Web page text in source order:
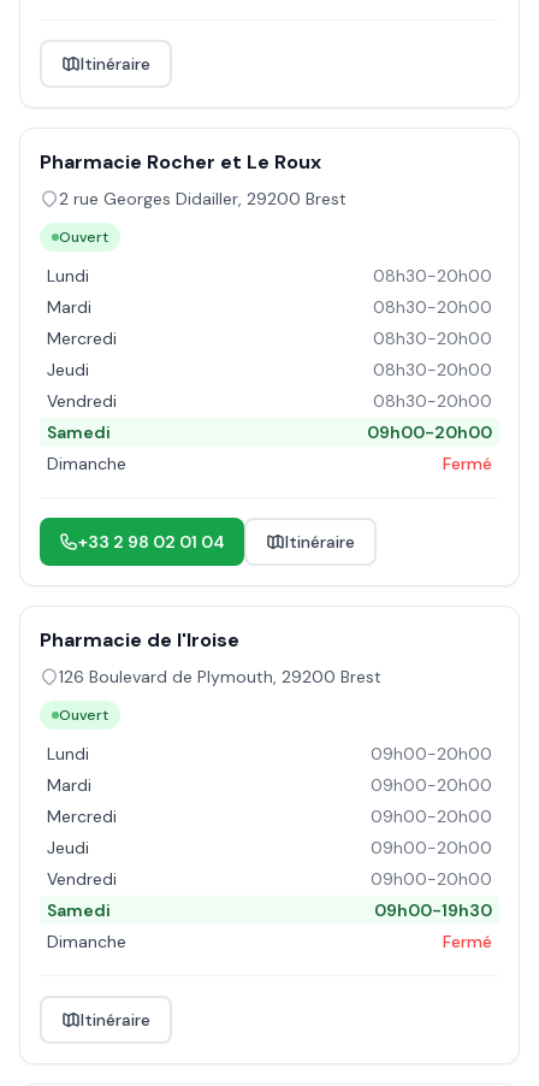
Itinéraire
Pharmacie Rocher et Le Roux
2 rue Georges Didailler, 29200 Brest
Ouvert
Lundi
08h30-20h00
Mardi
08h30-20h00
Mercredi
08h30-20h00
Jeudi
08h30-20h00
Vendredi
08h30-20h00
Samedi
09h00-20h00
Dimanche
Fermé
+33 2 98 02 01 04 Itinéraire
Pharmacie de l'Iroise
126 Boulevard de Plymouth, 29200 Brest
Ouvert
Lundi
09h00-20h00
Mardi
09h00-20h00
Mercredi
09h00-20h00
Jeudi
09h00-20h00
Vendredi
09h00-20h00
Samedi
09h00-19h30
Dimanche
Fermé
Itinéraire